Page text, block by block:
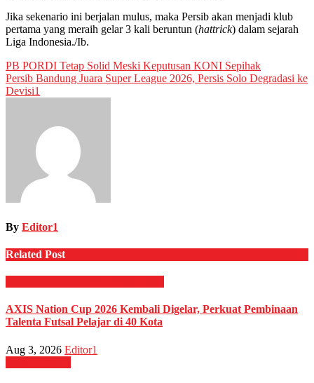
Jika sekenario ini berjalan mulus, maka Persib akan menjadi klub
pertama yang meraih gelar 3 kali beruntun (hattrick) dalam sejarah
Liga Indonesia./Ib.
Post
navigation
PB PORDI Tetap Solid Meski Keputusan KONI Sepihak
Persib Bandung Juara Super League 2026, Persis Solo Degradasi ke
Devisi1
By Editor1
Related Post
AXIS Nation Cup 2026 Kembali Digelar, Perkuat Pembinaan
Talenta Futsal Pelajar di 40 Kota
Aug 3, 2026 Editor1